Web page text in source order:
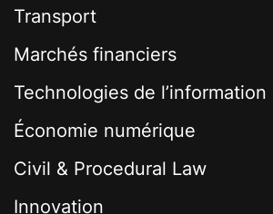
Transport
Marchés financiers
Technologies de l’information
Économie numérique
Civil & Procedural Law
Innovation